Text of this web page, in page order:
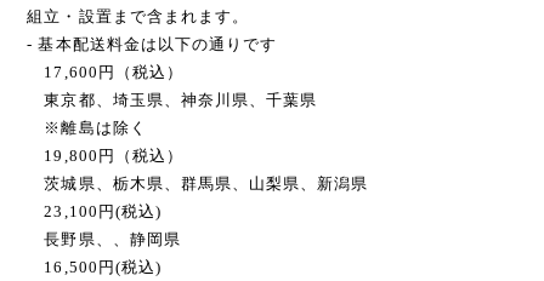
組立・設置まで含まれます。
- 基本配送料金は以下の通りです
17,600円（税込）
東京都、埼玉県、神奈川県、千葉県
※離島は除く
19,800円（税込）
茨城県、栃木県、群馬県、山梨県、新潟県
23,100円(税込)
長野県、、静岡県
16,500円(税込)